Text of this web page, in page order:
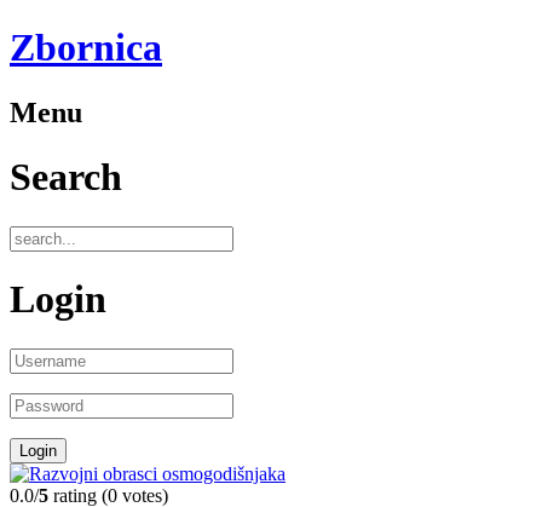
Zbornica
Menu
Search
Login
0.0/5 rating (0 votes)